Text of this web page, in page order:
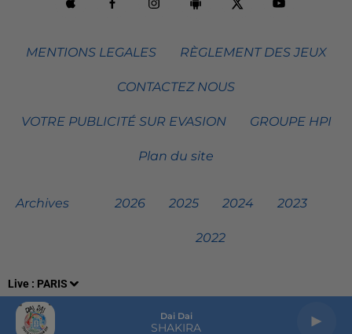
Live : PARIS
Dai Dai
SHAKIRA
MENTIONS LEGALES RÈGLEMENT DES JEUX
CONTACTEZ NOUS
VOTRE PUBLICITÉ SUR EVASION GROUPE HPI
Plan du site
Archives 2026 2025 2024 2023
2022